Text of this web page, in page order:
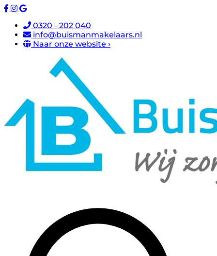
0320 - 202 040
info@buismanmakelaars.nl
Naar onze website ›